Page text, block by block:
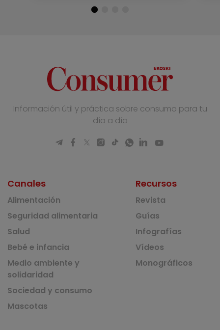
Información útil y práctica sobre consumo para tu
día a día
Canales
Alimentación
Seguridad alimentaria
Salud
Bebé e infancia
Medio ambiente y
solidaridad
Sociedad y consumo
Mascotas
Recursos
Revista
Guías
Infografías
Vídeos
Monográficos